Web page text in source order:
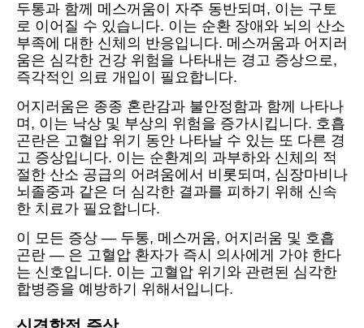
두통과 함께 메스꺼움이 자주 동반되며, 이는 구토
로 이어질 수 있습니다. 이는 순환 장애와 뇌의 산소
부족에 대한 신체의 반응입니다. 메스꺼움과 어지러
움은 심각한 건강 위험을 나타내는 경고 증상으로,
즉각적인 의료 개입이 필요합니다.
어지러움은 종종 혼란감과 불안정함과 함께 나타나
며, 이는 낙상 및 부상의 위험을 증가시킵니다. 호흡
곤란은 고혈압 위기 동안 나타날 수 있는 또 다른 경
고 증상입니다. 이는 순환계의 과부하와 신체의 적
절한 산소 공급의 어려움에서 비롯되며, 심장마비나
뇌졸중과 같은 더 심각한 결과를 피하기 위해 신속
한 치료가 필요합니다.
이 모든 증상 — 두통, 메스꺼움, 어지러움 및 호흡
곤란 — 은 고혈압 환자가 즉시 의사에게 가야 한다
는 신호입니다. 이는 고혈압 위기와 관련된 심각한
합병증을 예방하기 위해서입니다.